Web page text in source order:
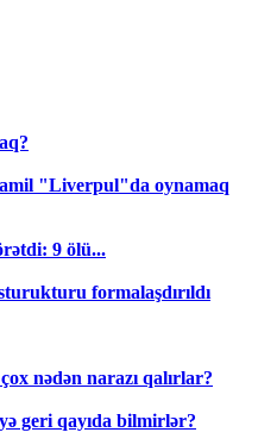
"Liverpul"da oynamaq
9 ölü...
formalaşdırıldı
nədən narazı qalırlar?
geri qayıda bilmirlər?